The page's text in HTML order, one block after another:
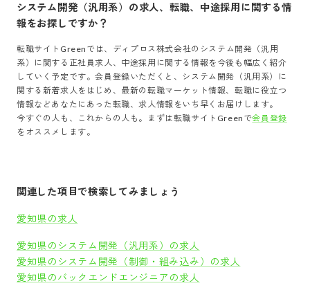
システム開発（汎用系） の求人、転職、中途採用に関する情
報をお探しですか？
転職サイトGreenでは、 ディプロス株式会社の システム開発（汎用
系）
に関する正社員求人、中途採用に関する情報を今後も幅広く紹介
していく予定です。会員登録いただくと、 システム開発（汎用系）
に
関する新着求人をはじめ、最新の転職マーケット情報、転職に役立つ
情報などあなたにあった転職、求人情報をいち早くお届けします。
今すぐの人も、これからの人も。まずは転職サイトGreenで会員登録
をオススメします。
関連した項目で検索してみましょう
愛知県の求人
愛知県のシステム開発（汎用系）の求人
愛知県のシステム開発（制御・組み込み）の求人
愛知県のバックエンドエンジニアの求人